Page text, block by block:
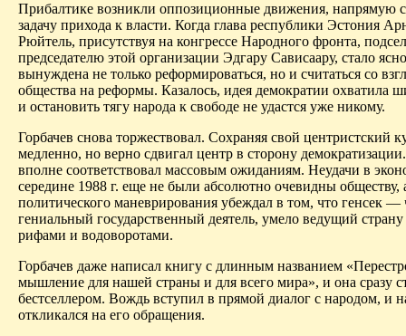
Прибалтике возникли оппозиционные движения, напрямую
задачу прихода к власти. Когда глава республики Эстония
Рюйтель, присутствуя на конгрессе Народного фронта,
председателю этой организации Эдгару Сависаару, стало
вынуждена не только реформироваться, но и считаться со
общества на реформы. Казалось, идея демократии охватила
и остановить тягу народа к свободе не удастся уже никому.
Горбачев снова торжествовал. Сохраняя свой центристский
медленно, но верно сдвигал центр в сторону
вполне соответствовал массовым ожиданиям. Неудачи в
середине 1988 г. еще не были абсолютно очевидны обществу,
политического маневрирования убеждал в том, что генсек —
гениальный государственный деятель, умело ведущий
рифами и водоворотами.
Горбачев даже написал книгу с длинным названием
мышление для нашей страны и для всего мира», и она сразу
бестселлером. Вождь вступил в прямой диалог с народом, и
откликался на его обращения.